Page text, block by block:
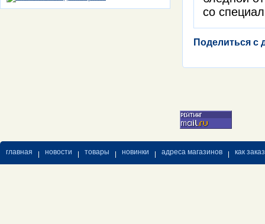
со
Поделиться с
главная новости товары новинки адреса магазинов как